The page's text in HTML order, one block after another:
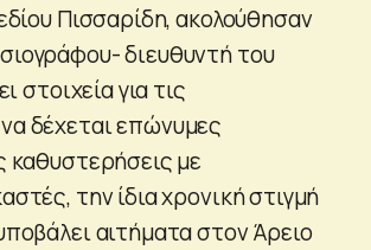
Πισσαρίδη, ακολούθησαν
διευθυντή του
στοιχεία για τις
δέχεται επώνυμες
καθυστερήσεις με
την ίδια χρονική στιγμή
αιτήματα στον Άρειο